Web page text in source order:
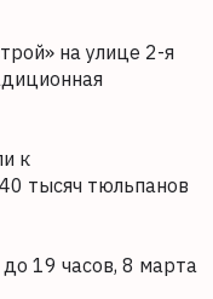
на улице 2-я
к
тысяч тюльпанов
19 часов, 8 марта